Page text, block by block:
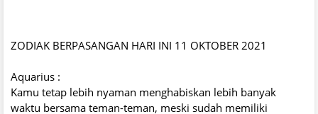
ZODIAK BERPASANGAN HARI INI 11 OKTOBER 2021
Aquarius :
Kamu tetap lebih nyaman menghabiskan lebih banyak
waktu bersama teman-teman, meski sudah memiliki